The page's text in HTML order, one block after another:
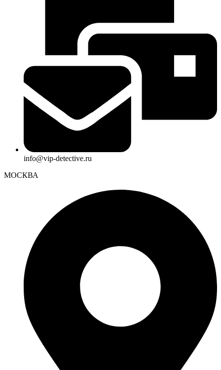
info@vip-detective.ru
МОСКВА